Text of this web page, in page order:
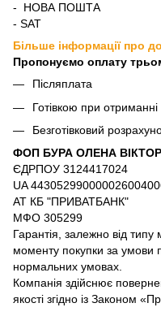
- НОВА ПОШТА
- SAT
Більше інформації про
Пропонуємо оплату
Післяплата
Готівкою при отриманні
Безготівковий
ФОП БУРА ОЛЕНА
ЄДРПОУ 3124417024
UA
АТ КБ "ПРИВАТБАНК"
МФО 305299
Гарантія, залежно від типу
моменту покупки за умови
нормальних умовах.
Компанія здійснює
якості згідно із Законом